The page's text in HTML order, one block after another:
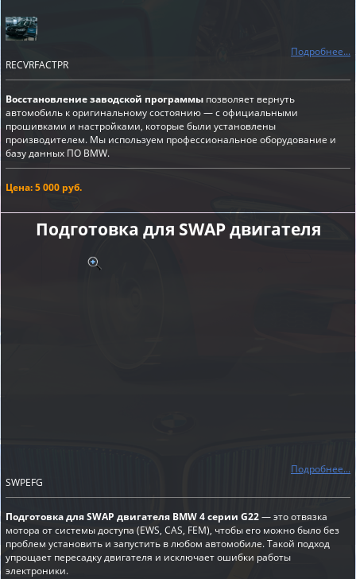
Подробнее...
RECVRFACTPR
Восстановление заводской программы позволяет вернуть
автомобиль к оригинальному состоянию — с официальными
прошивками и настройками, которые были установлены
производителем. Мы используем профессиональное оборудование и
базу данных ПО BMW.
Цена: 5 000 руб.
Подготовка для SWAP двигателя
Подробнее...
SWPEFG
Подготовка для SWAP двигателя BMW 4 серии G22— это отвязка
мотора от системы доступа (EWS, CAS, FEM), чтобы его можно было без
проблем установить и запустить в любом автомобиле. Такой подход
упрощает пересадку двигателя и исключает ошибки работы
электроники.